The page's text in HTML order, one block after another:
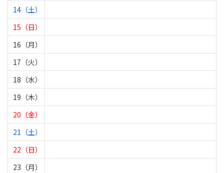
14（土）
15（日）
16（月）
17（火）
18（水）
19（木）
20（金）
21（土）
22（日）
23（月）